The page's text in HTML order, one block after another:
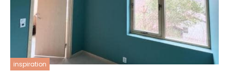
inspiration